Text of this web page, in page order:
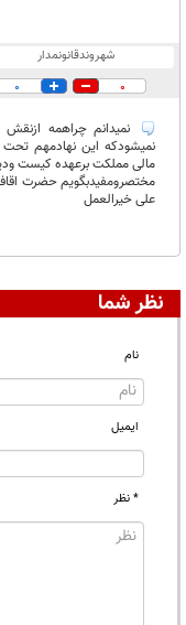
شهروندقانونمدار
0
0
نمیدانم چراهمه
نمیشودکه این نهادمهم
مالی مملکت برعهده کیست
مختصرومفیدبگویم حضرت
علی خیرالعمل
نظر شما
نام
ایمیل
* نظر